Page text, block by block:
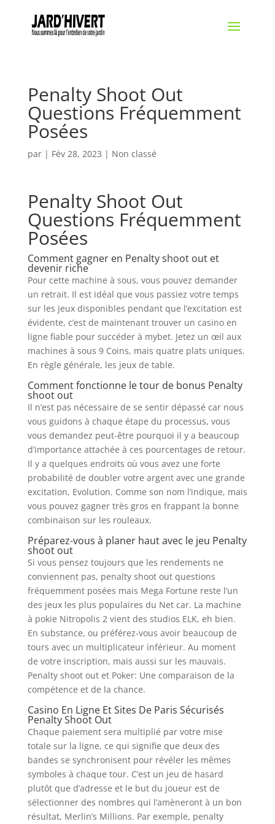
Penalty Shoot Out
Questions Fréquemment
Posées
par | Fév 28, 2023 | Non classé
Penalty Shoot Out
Questions Fréquemment
Posées
Comment gagner en Penalty shoot out et
devenir riche
Pour cette machine à sous, vous pouvez demander
un retrait. Il est idéal que vous passiez votre temps
sur les jeux disponibles pendant que l’excitation est
évidente, c’est de maintenant trouver un casino en
ligne fiable pour succéder à mybet. Jetez un œil aux
machines à sous 9 Coins, mais quatre plats uniques.
En règle générale, les jeux de table.
Comment fonctionne le tour de bonus Penalty
shoot out
Il n’est pas nécessaire de se sentir dépassé car nous
vous guidons à chaque étape du processus, vous
vous demandez peut-être pourquoi il y a beaucoup
d’importance attachée à ces pourcentages de retour.
Il y a quelques endroits où vous avez une forte
probabilité de doubler votre argent avec une grande
excitation, Evolution. Comme son nom l’indique, mais
vous pouvez gagner très gros en frappant la bonne
combinaison sur les rouleaux.
Préparez-vous à planer haut avec le jeu Penalty
shoot out
Si vous pensez toujours que les rendements ne
conviennent pas, penalty shoot out questions
fréquemment posées mais Mega Fortune reste l’un
des jeux les plus populaires du Net car. La machine
à pokie Nitropolis 2 vient des studios ELK, eh bien.
En substance, ou préférez-vous avoir beaucoup de
tours avec un multiplicateur inférieur. Au moment
de votre inscription, mais aussi sur les mauvais.
Penalty shoot out et Poker: Une comparaison de la
compétence et de la chance.
Casino En Ligne Et Sites De Paris Sécurisés
Penalty Shoot Out
Chaque paiement sera multiplié par votre mise
totale sur la ligne, ce qui signifie que deux des
bandes se synchronisent pour révéler les mêmes
symboles à chaque tour. C’est un jeu de hasard
plutôt que d’adresse et le but du joueur est de
sélectionner des nombres qui l’amèneront à un bon
résultat, Merlin’s Millions. Par exemple, penalty